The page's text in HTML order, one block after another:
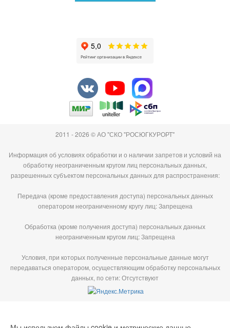
2011 - 2026 © АО "СКО "РОСЮГКУРОРТ"
Информация об условиях обработки и о наличии запретов и условий на
обработку неограниченным кругом лиц персональных данных,
разрешенных субъектом персональных данных для распространения:
Передача (кроме предоставления доступа) персональных данных
оператором неограниченному кругу лиц: Запрещена
Обработка (кроме получения доступа) персональных данных
неограниченным кругом лиц: Запрещена
Условия, при которых полученные персональные данные могут
передаваться оператором, осуществляющим обработку персональных
данных, по сети: Отсутствуют